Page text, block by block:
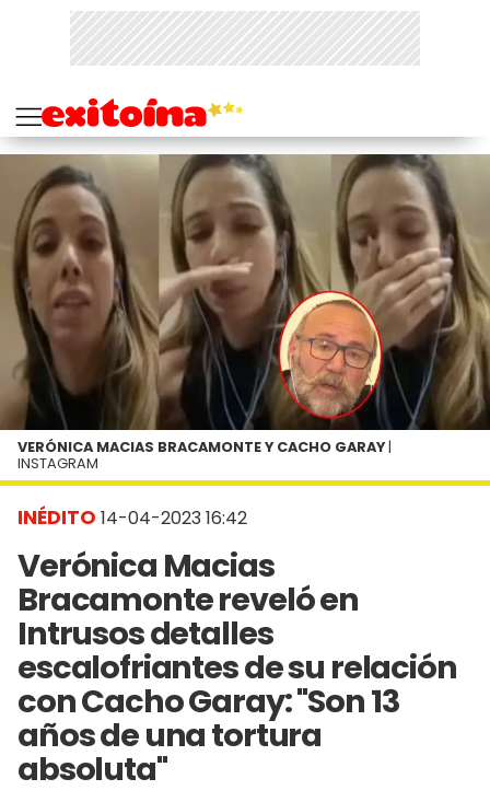
INÉDITO 14-04-2023 16:42
Verónica Macias
Bracamonte reveló en
Intrusos detalles
escalofriantes de su relación
con Cacho Garay: "Son 13
años de una tortura
absoluta"
VERÓNICA MACIAS BRACAMONTE Y CACHO GARAY|
INSTAGRAM